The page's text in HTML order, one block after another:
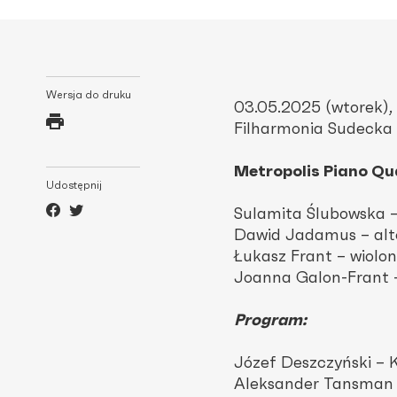
Wersja do druku
Udostępnij
03.05.2025 (wtorek),
Filharmonia Sudecka
Metropolis Piano
Sulamita Ślubowska
Dawid Jadamus –
Łukasz Frant –
Joanna Galon-Frant
Program:
Józef Deszczyński –
Aleksander